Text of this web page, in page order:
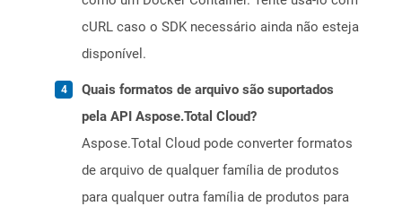
cURL caso o SDK necessário ainda não esteja
disponível.
Quais formatos de arquivo são suportados
pela API Aspose.Total Cloud?
Aspose.Total Cloud pode converter formatos
de arquivo de qualquer família de produtos
para qualquer outra família de produtos para